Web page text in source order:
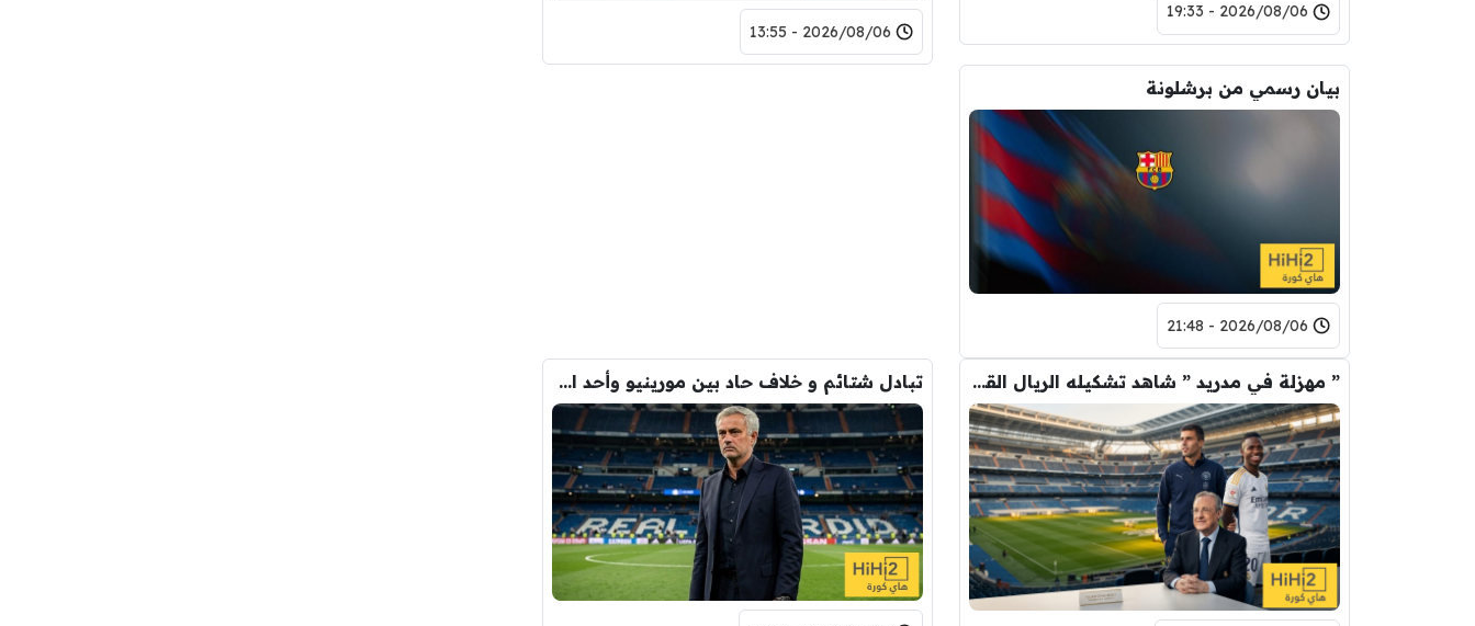
2026/08/06 - 19:33
2026/08/06 - 13:55
بيان رسمي من برشلونة
2026/08/06 - 21:48
” مهزلة في مدريد ” شاهد تشكيله الريال القادمه لاكتساح المركز الثاني تبادل شتائم و خلاف حاد بين مورينيو وأحد افراد ادارة ريال مدريد بعد انهيار صفقة رودري